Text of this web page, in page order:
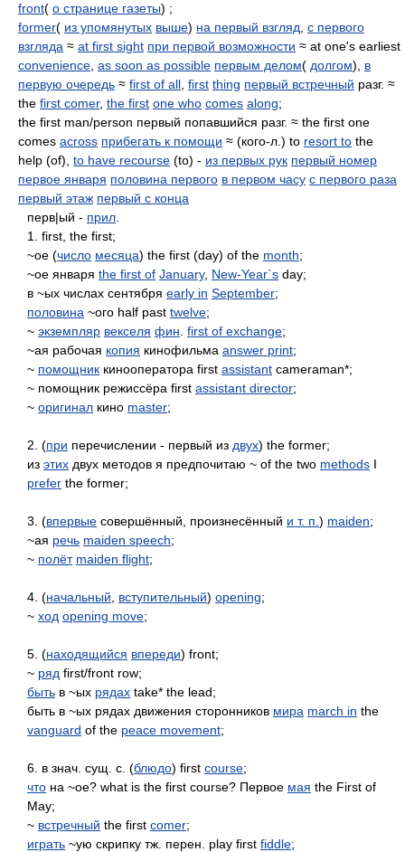
front( о странице газеты) ;
former( из упомянутых выше) на первый взгляд с первого
взгляда ≈ at first sight при первой возможности ≈ at one's earliest
convenience as soon as possible первым делом( долгом), в
первую очередь ≈ first of all first thing первый встречный разг. ≈
the first comer, the first one who comes along;
the first man/person первый попавшийся разг. ≈ the first one
comes across прибегать к помощи ≈ (кого-л.) to resort to the
help (of), to have recourse (to) - из первых рук первый номер
первое января половина первого в первом часу с первого раза
первый этаж первый с конца
перв|ый - прил
1. first, the first;
~ое (число месяца) the first (day) of the month;
~ое января the first of January, New-Year`s day;
в ~ых числах сентября early in September;
половина ~ого half past twelve;
~ экземпляр векселя фин first of exchange;
~ая рабочая копия кинофильма answer print;
~ помощник кинооператора first assistant cameraman*;
~ помощник режиссёра first assistant director;
~ оригинал кино master;
2. (при перечислении - первый из двух) the former;
из этих двух методов я предпочитаю ~ of the two methods I
prefer the former;
3. (впервые совершённый, произнесённый и т. п. ) maiden;
~ая речь maiden speech;
~ полёт maiden flight;
4. (начальный вступительный) opening;
~ ход opening move;
5. (находящийся впереди) front;
~ ряд first/front row;
быть в ~ых рядах take* the lead;
быть в ~ых рядах движения сторонников мира march in the
vanguard of the peace movement;
6. в знач. сущ. с. (блюдо) first course;
что на ~ое? what is the first course? Первое мая the First of
May;
~ встречный the first comer;
играть ~ую скрипку тж. перен. play first fiddle;